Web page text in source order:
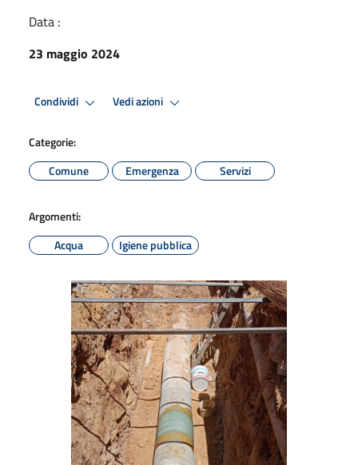
Data :
23 maggio 2024
Condividi Vedi azioni
Categorie:
Comune
Emergenza Servizi
Argomenti:
Acqua
Igiene pubblica